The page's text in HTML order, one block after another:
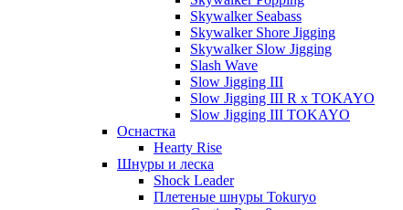
Skywalker Seabass
Skywalker Shore Jigging
Skywalker Slow Jigging
Slash Wave
Slow Jigging III
Slow Jigging III R x TOKAYO
Slow Jigging III TOKAYO
Оснастка
Hearty Rise
Шнуры и леска
Shock Leader
Плетеные шнуры Tokuryo